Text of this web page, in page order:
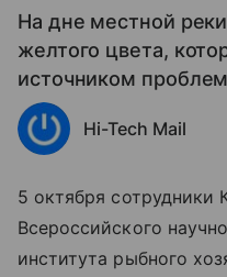
На дне местной
желтого цвета,
источником
Hi-Tech Mail
5 октября сотрудники
Всероссийского
института рыбного